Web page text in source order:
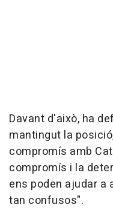
Davant d'això, ha
mantingut la
compromís amb
compromís i la
ens poden ajudar a
tan confusos".